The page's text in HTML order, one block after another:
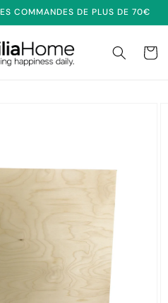
COMMANDES DE PLUS DE 70€
Panier